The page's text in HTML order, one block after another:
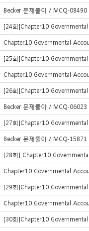
Becker 문제풀이 / MCQ-
[24회]Chapter.10
Chapter.10 Governmental
[25회]Chapter.10
Chapter.10 Governmental
[26회]Chapter.10
Becker 문제풀이 / MCQ-
[27회]Chapter.10
Becker 문제풀이 / MCQ-
[28회] Chapter.10
Chapter.10 Governmental
[29회]Chapter.10
Chapter.10 Governmental
[30회]Chapter.10